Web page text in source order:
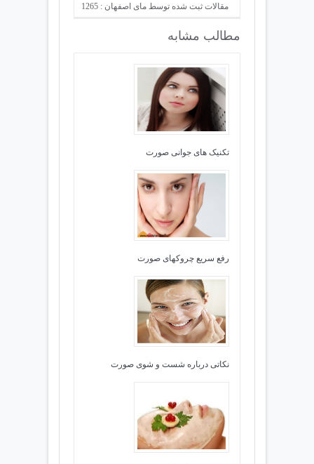
مقالات ثبت شده توسط مای اصفهان : 1265
مطالب مشابه
تکنیک های جوانی صورت
رفع سریع چروکهای صورت
نکاتی درباره شست و شوی صورت